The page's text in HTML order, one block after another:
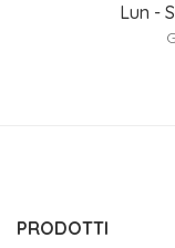
Lun -
PRODOTTI